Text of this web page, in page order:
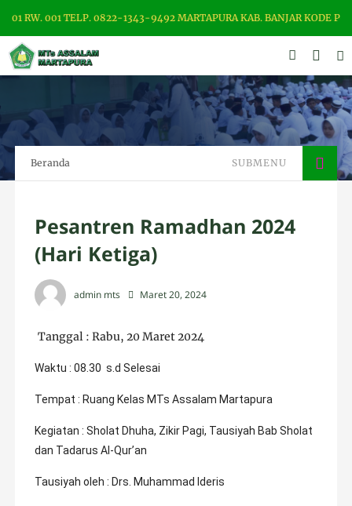
RW. 001 TELP. 0822-1343-9492 MARTAPURA KAB. BANJAR KODE POS
Beranda SUBMENU
Pesantren Ramadhan 2024
(Hari Ketiga)
admin mts Maret 20, 2024
Tanggal : Rabu, 20 Maret 2024
Waktu : 08.30 s.d Selesai
Tempat : Ruang Kelas MTs Assalam Martapura
Kegiatan : Sholat Dhuha, Zikir Pagi, Tausiyah Bab Sholat
dan Tadarus Al-Qur’an
Tausiyah oleh : Drs. Muhammad Ideris